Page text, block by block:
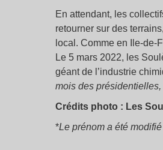
En attendant, les
retourner sur des
local. Comme en Ile-de-
Le 5 mars 2022, les
géant de l’industrie
mois des
Crédits photo : Les
*Le prénom a été